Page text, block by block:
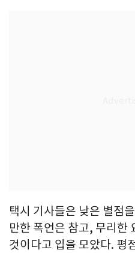
택시 기사들은 낮은 별점
만한 폭언은 참고, 무리한
것이다고 입을 모았다. 평